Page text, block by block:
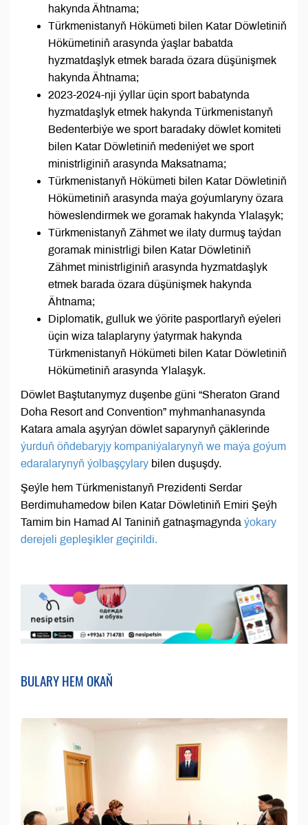
hakynda Ähtnama;
Türkmenistanyň Hökümeti bilen Katar Döwletiniň
Hökümetiniň arasynda ýaşlar babatda
hyzmatdaşlyk etmek barada özara düşünişmek
hakynda Ähtnama;
2023-2024-nji ýyllar üçin sport babatynda
hyzmatdaşlyk etmek hakynda Türkmenistanyň
Bedenterbiýe we sport baradaky döwlet komiteti
bilen Katar Döwletiniň medeniýet we sport
ministrliginiň arasynda Maksatnama;
Türkmenistanyň Hökümeti bilen Katar Döwletiniň
Hökümetiniň arasynda maýa goýumlaryny özara
höweslendirmek we goramak hakynda Ylalaşyk;
Türkmenistanyň Zähmet we ilaty durmuş taýdan
goramak ministrligi bilen Katar Döwletiniň
Zähmet ministrliginiň arasynda hyzmatdaşlyk
etmek barada özara düşünişmek hakynda
Ähtnama;
Diplomatik, gulluk we ýörite pasportlaryň eýeleri
üçin wiza talaplaryny ýatyrmak hakynda
Türkmenistanyň Hökümeti bilen Katar Döwletiniň
Hökümetiniň arasynda Ylalaşyk.
Döwlet Baştutanymyz duşenbe güni “Sheraton Grand
Doha Resort and Convention” myhmanhanasynda
Katara amala aşyrýan döwlet saparynyň çäklerinde
ýurduň öňdebaryjy kompaniýalarynyň we maýa goýum
edaralarynyň ýolbaşçylary bilen duşuşdy.
Şeýle hem Türkmenistanyň Prezidenti Serdar
Berdimuhamedow bilen Katar Döwletiniň Emiri Şeýh
Tamim bin Hamad Al Taniniň gatnaşmagynda ýokary
derejeli gepleşikler geçirildi.
BULARY HEM OKAŇ